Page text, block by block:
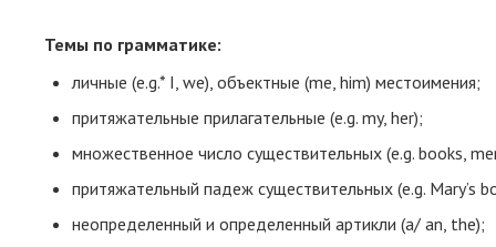
Темы по грамматике:
личные (e.g.* I, we), объектные (me, him) местоимения;
притяжательные прилагательные (e.g. my, her);
множественное число существительных (e.g. books,
притяжательный падеж существительных (e.g. Mary’s
неопределенный и определенный артикли (a/ an, the);